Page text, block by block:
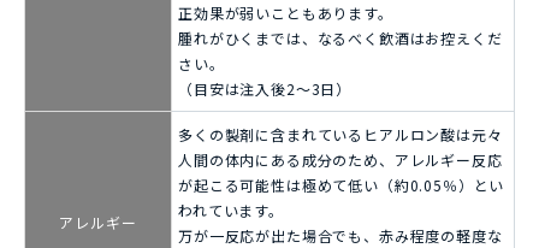
正効果が弱いこともあります。
腫れがひくまでは、なるべく飲酒はお控えくだ
さい。
（目安は注入後2〜3日）
アレルギー
多くの製剤に含まれているヒアルロン酸は元々
人間の体内にある成分のため、アレルギー反応
が起こる可能性は極めて低い（約0.05％）とい
われています。
万が一反応が出た場合でも、赤み程度の軽度な